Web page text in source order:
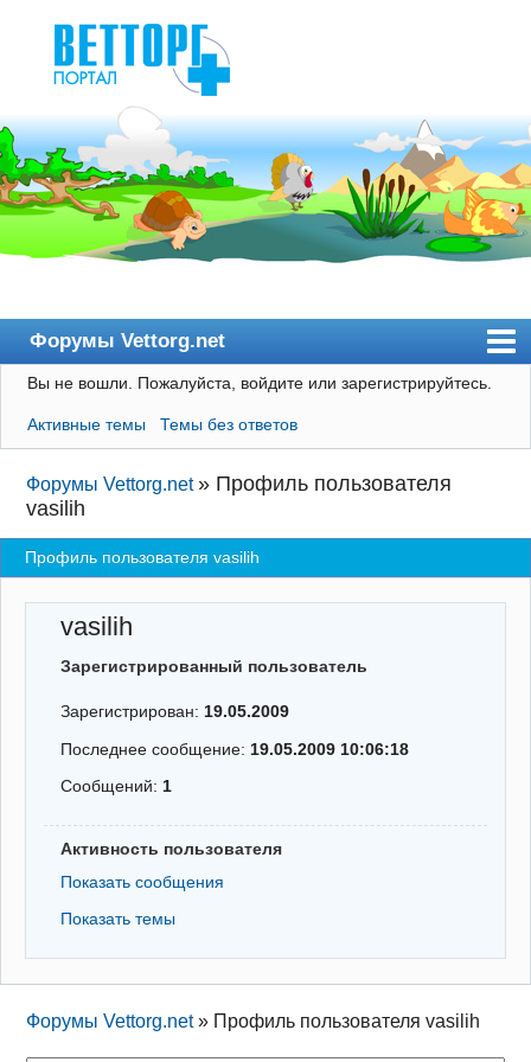
Форумы Vettorg.net
Главная
Пользователи
Правила
Поиск
Регистрация
Вход
Вы не вошли. Пожалуйста, войдите или зарегистрируйтесь.
Активные темы Темы без ответов
Форумы Vettorg.net » Профиль пользователя
vasilih
Профиль пользователя vasilih
vasilih
Зарегистрированный пользователь
Зарегистрирован:19.05.2009
Последнее сообщение: 19.05.2009 10:06:18
Сообщений: 1
Активность пользователя
Показать сообщения
Показать темы
Форумы Vettorg.net » Профиль пользователя vasilih